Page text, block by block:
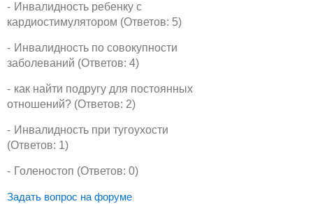
Инвалидность ребенку с
кардиостимулятором (Ответов: 5)
Инвалидность по совокупности
заболеваний (Ответов: 4)
как найти подругу для постоянных
отношений? (Ответов: 2)
Инвалидность при тугоухости
(Ответов: 1)
Голеностоп (Ответов: 0)
Задать вопрос на форуме